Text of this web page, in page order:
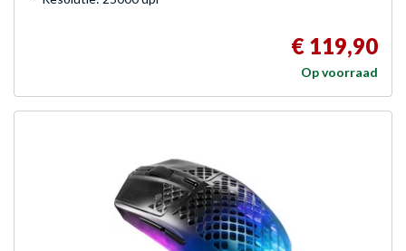
€ 119,90
Op voorraad